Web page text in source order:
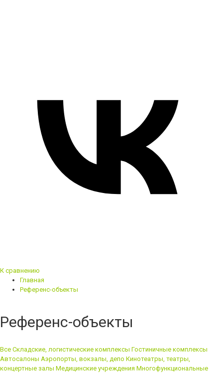
К сравнению
Главная
Референс-объекты
Референс-объекты
Все Складские, логистические комплексы Гостиничные комплексы
Автосалоны Аэропорты, вокзалы, депо Кинотеатры, театры,
концертные залы Медицинские учреждения Многофункциональные